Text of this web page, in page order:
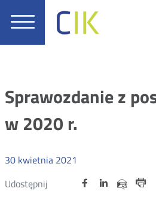
Menu
Sprawozdanie z
w 2020 r.
30 kwietnia 2021
Udostępnij
Udostępnij
Nowa
Udostępnij
Nowa
Udostępnij
Nowa